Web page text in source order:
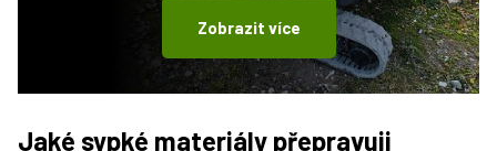
Zobrazit více
Jaké sypké materiály přepravuji